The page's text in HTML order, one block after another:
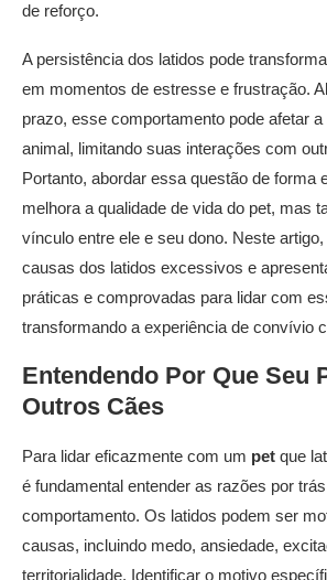
de reforço.
A persistência dos latidos pode
em momentos de estresse e frustração.
prazo, esse comportamento pode afetar
animal, limitando suas interações com
Portanto, abordar essa questão de forma
melhora a qualidade de vida do pet, mas
vínculo entre ele e seu dono. Neste
causas dos latidos excessivos e
práticas e comprovadas para lidar com
transformando a experiência de convívio
Entendendo Por Que Seu
Outros Cães
Para lidar eficazmente com um pet que
é fundamental entender as razões por
comportamento. Os latidos podem ser
causas, incluindo medo, ansiedade,
territorialidade. Identificar o motivo